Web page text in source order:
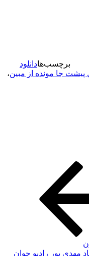
برچسب‌هادانلود
پیشت جا مونده از مبین،
مهدی پور رادیو جوان